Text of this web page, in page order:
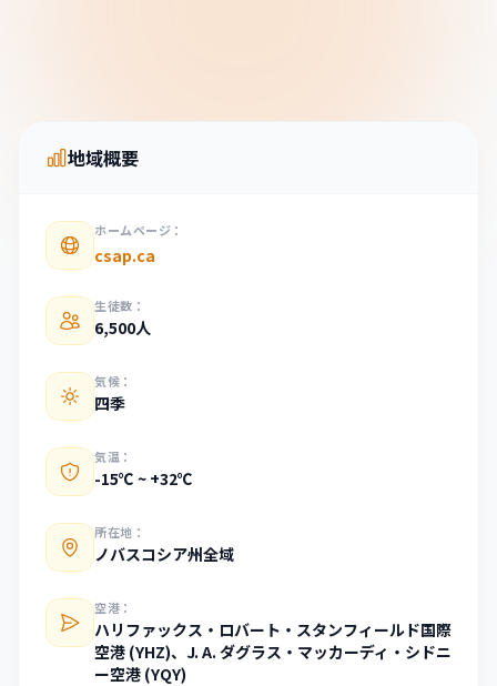
地域概要
ホームページ：
csap.ca
生徒数：
6,500人
気候：
四季
気温：
-15℃ ~ +32℃
所在地：
ノバスコシア州全域
空港：
ハリファックス・ロバート・スタンフィールド国際
空港 (YHZ)、J. A. ダグラス・マッカーディ・シドニ
ー空港 (YQY)